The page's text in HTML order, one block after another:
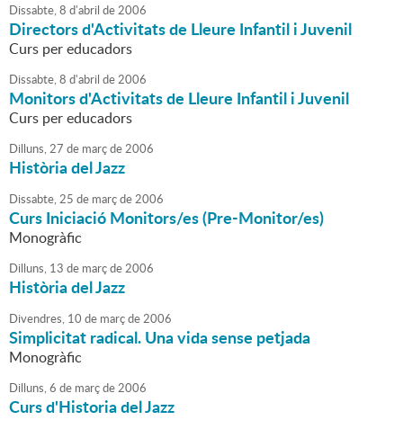
Dissabte,8 d'abril de2006
Directors d'Activitats de Lleure Infantil i Juvenil
Curs per educadors
Dissabte,8 d'abril de2006
Monitors d'Activitats de Lleure Infantil i Juvenil
Curs per educadors
Dilluns,27 de marçde2006
Història del Jazz
Dissabte,25 de marçde2006
Curs Iniciació Monitors/es (Pre-Monitor/es)
Monogràfic
Dilluns, 13 de marçde2006
Història del Jazz
Divendres, 10 de marçde2006
Simplicitat radical. Una vida sense petjada
Monogràfic
Dilluns,6 de marçde2006
Curs d'Historia del Jazz